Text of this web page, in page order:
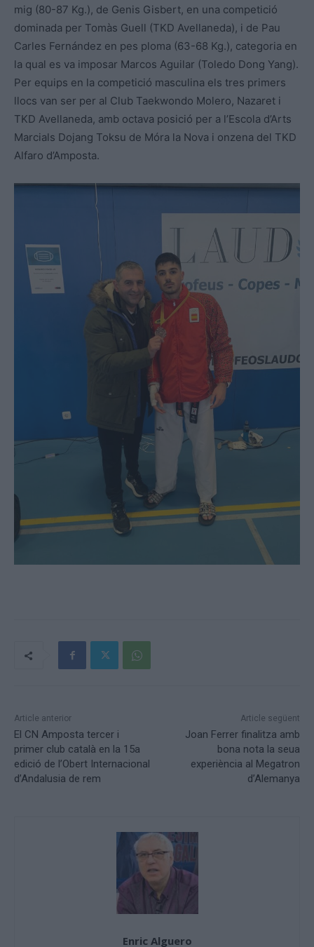
mig (80-87 Kg.), de Genis Gisbert, en una competició
dominada per Tomàs Guell (TKD Avellaneda), i de Pau
Carles Fernández en pes ploma (63-68 Kg.), categoria en
la qual es va imposar Marcos Aguilar (Toledo Dong Yang).
Per equips en la competició masculina els tres primers
llocs van ser per al Club Taekwondo Molero, Nazaret i
TKD Avellaneda, amb octava posició per a l’Escola d’Arts
Marcials Dojang Toksu de Móra la Nova i onzena del TKD
Alfaro d’Amposta.
Article anterior
El CN Amposta tercer i
primer club català en la 15a
edició de l’Obert Internacional
d’Andalusia de rem
Article següent
Joan Ferrer finalitza amb
bona nota la seua
experiència al Megatron
d’Alemanya
Enric Alguero